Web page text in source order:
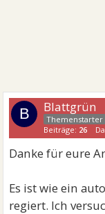
B Blattgrün
Beiträge: 26
Danke für eure
Es ist wie ein
regiert. Ich